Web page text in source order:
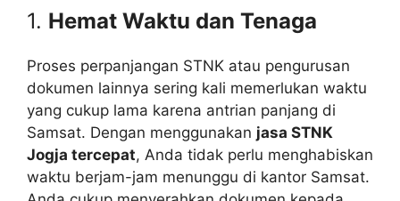
1. Hemat Waktu dan Tenaga
Proses perpanjangan STNK atau pengurusan
dokumen lainnya sering kali memerlukan waktu
yang cukup lama karena antrian panjang di
Samsat. Dengan menggunakan jasa STNK
Jogja tercepat, Anda tidak perlu menghabiskan
waktu berjam-jam menunggu di kantor Samsat.